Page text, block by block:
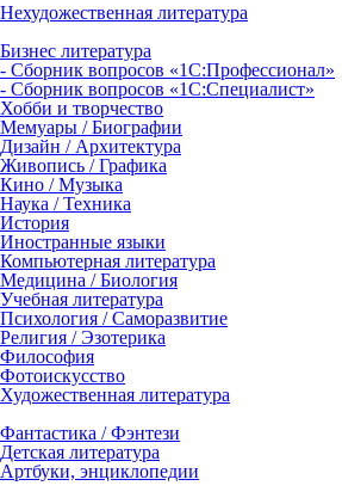
Нехудожественная литература
Бизнес литература
- Сборник вопросов «1С:Профессионал»
- Сборник вопросов «1С:Специалист»
Хобби и творчество
Мемуары / Биографии
Дизайн / Архитектура
Живопись / Графика
Кино / Музыка
Наука / Техника
История
Иностранные языки
Компьютерная литература
Медицина / Биология
Учебная литература
Психология / Саморазвитие
Религия / Эзотерика
Философия
Фотоискусство
Художественная литература
Фантастика / Фэнтези
Детская литература
Артбуки, энциклопедии